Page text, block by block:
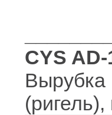
CYS AD-
Вырубка